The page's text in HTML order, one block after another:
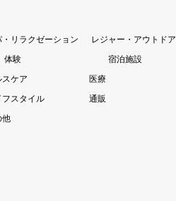
・リラクゼーション
レジャー・アウトドア
体験
宿泊施設
ケア 医療
フスタイル 通販
他